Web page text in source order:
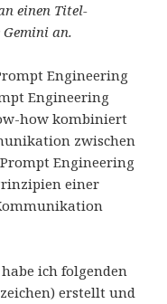
einen Titel-
Gemini an.
Engineering
Engineering
how kombiniert
zwischen
Engineering
einer
ich folgenden
erstellt und